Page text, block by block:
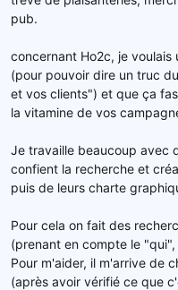
pub.
concernant Ho2c, je voulais
(pour pouvoir dire un truc
et vos clients") et que ça
la vitamine de vos
Je travaille beaucoup avec
confient la recherche et
puis de leurs charte
Pour cela on fait des
(prenant en compte le
Pour m'aider, il m'arrive de
(après avoir vérifié ce que